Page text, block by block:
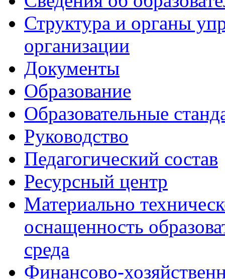
Структура и органы
организации
Документы
Образование
Образовательные
Руководство
Педагогический состав
Ресурсный центр
Материально
оснащенность
среда
Финансово-